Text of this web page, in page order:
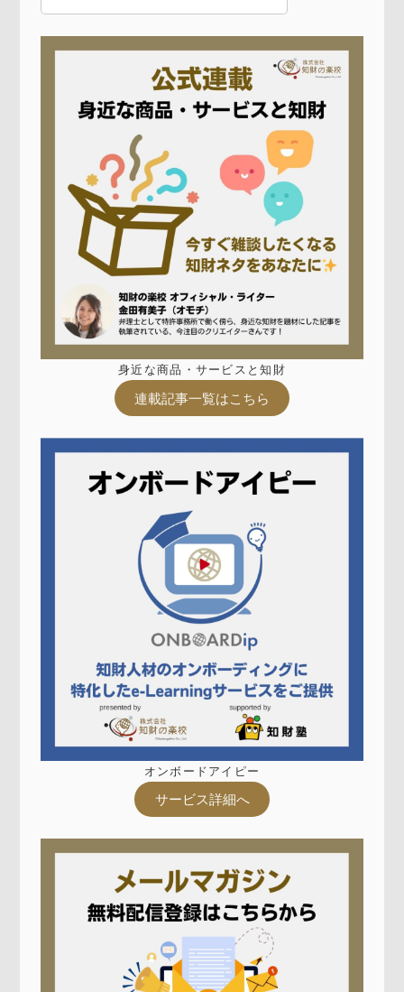
身近な商品・サービスと知財
連載記事一覧はこちら
オンボードアイピー
サービス詳細へ